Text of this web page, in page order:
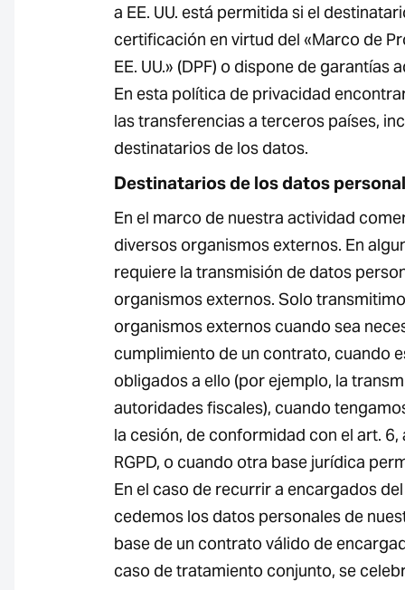
a EE. UU. está permitida si el
certificación en virtud del «Marco de
EE. UU.» (DPF) o dispone de garantías
En esta política de privacidad
las transferencias a terceros países,
destinatarios de los datos.
Destinatarios de los datos
En el marco de nuestra actividad
diversos organismos externos. En
requiere la transmisión de datos
organismos externos. Solo
organismos externos cuando sea
cumplimiento de un contrato, cuando
obligados a ello (por ejemplo, la
autoridades fiscales), cuando
la cesión, de conformidad con el art.
RGPD, o cuando otra base jurídica
En el caso de recurrir a encargados
cedemos los datos personales de
base de un contrato válido de
caso de tratamiento conjunto, se